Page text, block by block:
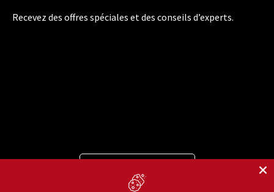
Recevez des offres spéciales et des conseils d’experts.
Moyens de paiement acceptés
Langue